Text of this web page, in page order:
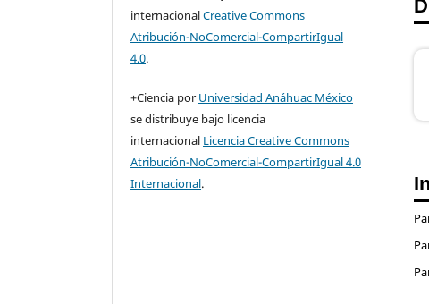
internacionalCreative Commons
Atribución-NoComercial-CompartirIgual
4.0.
+Ciencia por Universidad Anáhuac México
se distribuye bajo licencia
internacional Licencia Creative Commons
Atribución-NoComercial-CompartirIgual 4.0
Internacional.